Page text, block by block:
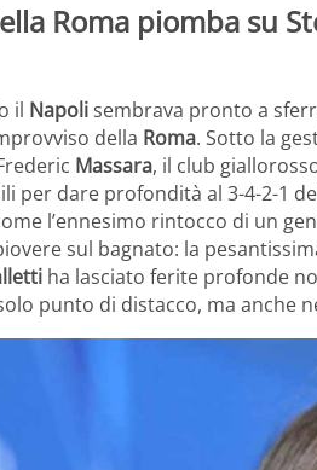
Roma piomba su
il Napolisembrava pronto a
della Roma. Sotto la
Massara, il club
per dare profondità al 3-4-2-1
l’ennesimo rintocco di un
sul bagnato: la
ha lasciato ferite profonde
punto di distacco, ma anche